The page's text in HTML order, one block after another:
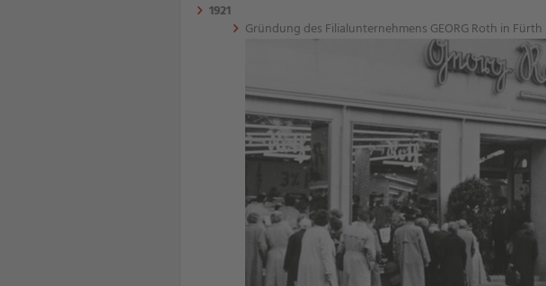
1921
Gründung des Filialunternehmens GEORG Roth in Fürth